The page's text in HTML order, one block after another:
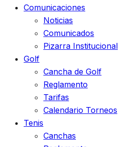
Comunicaciones
Noticias
Comunicados
Pizarra Institucional
Golf
Cancha de Golf
Reglamento
Tarifas
Calendario Torneos
Tenis
Canchas